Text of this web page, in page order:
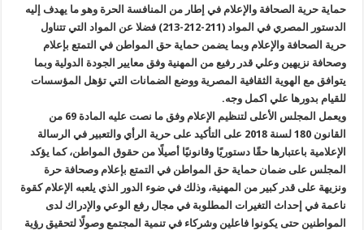
حماية حرية الصحافة والإعلام في إطار من المنافسة الحرة وهو ما يهدف إليه
الدستور المصري في المواد (211-212-213) فضلا عن المواد التي تتناول
حرية الصحافة والإعلام وبما يضمن حماية حق المواطن في التمتع بإعلام
وصحافة نزيهين وعلي قدر رفيع من المهنية وفق معايير الجودة الدولية وبما
يتوافق مع الهوية الثقافية المصرية ووضع الضمانات التي تؤهل المؤسسات
للقيام بدورها علي اكمل وجه.
ويعمل المجلس الأعلى لتنظيم الإعلام وفق ما نصت عليه المادة 69 من
القانون 180 لسنة 2018 على التأكيد على حرية الرأي والتعبير في الرسالة
الإعلامية باعتبارها حقًا دستوريًا وقانونيًا أصيلًا من حقوق المواطن، كما يؤكد
المجلس على ضمان حماية حق المواطن في التمتع بإعلام وصحافة حرة
ونزيهة على قدر كبير من المهنية، وذلك في ضوء الدور الذي يلعبه الإعلام كقوة
ناعمة في إحداث التغيرات المطلوبة في مجال رفع الوعي والإدراك لدى
المواطنين حتى يكونوا فاعلين وشركاء في تنمية المجتمع وصولًا لتحقيق رؤية